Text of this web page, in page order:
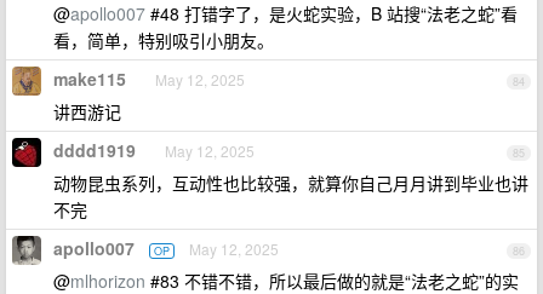
@apollo007 #48 打错字了，是火蛇实验，B 站搜“法老之蛇”看
看，简单，特别吸引小朋友。
84
make115 May 12, 2025
讲西游记
85
dddd1919 May 12, 2025
动物昆虫系列，互动性也比较强，就算你自己月月讲到毕业也讲
不完
86
apollo007 OP May 12, 2025
@mlhorizon #83 不错不错，所以最后做的就是“法老之蛇”的实